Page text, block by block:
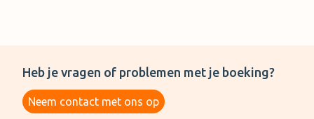
Heb je vragen of problemen met je boeking?
Neem contact met ons op